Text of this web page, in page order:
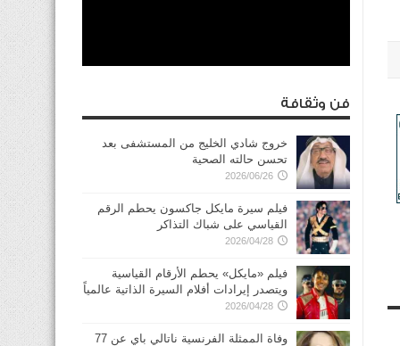
فن وثقافة
خروج شادي الخليج من المستشفى بعد
تحسن حالته الصحية
2026/06/26
فيلم سيرة مايكل جاكسون يحطم الرقم
القياسي على شباك التذاكر
2026/04/28
فيلم «مايكل» يحطم الأرقام القياسية
ويتصدر إيرادات أفلام السيرة الذاتية عالمياً
2026/04/28
وفاة الممثلة الفرنسية ناتالي باي عن 77